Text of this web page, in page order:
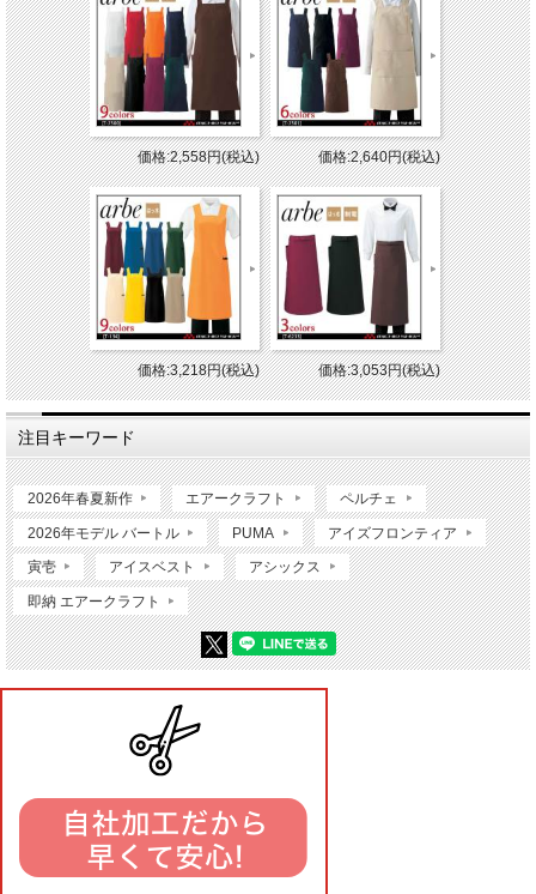
価格:2,558円(税込) 価格:2,640円(税込)
価格:3,218円(税込) 価格:3,053円(税込)
注目キーワード
2026年春夏新作 エアークラフト ペルチェ
2026年モデル バートル PUMA アイズフロンティア
寅壱 アイスベスト アシックス
即納 エアークラフト